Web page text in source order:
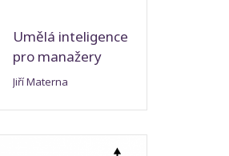
Umělá inteligence
pro manažery
Jiří Materna